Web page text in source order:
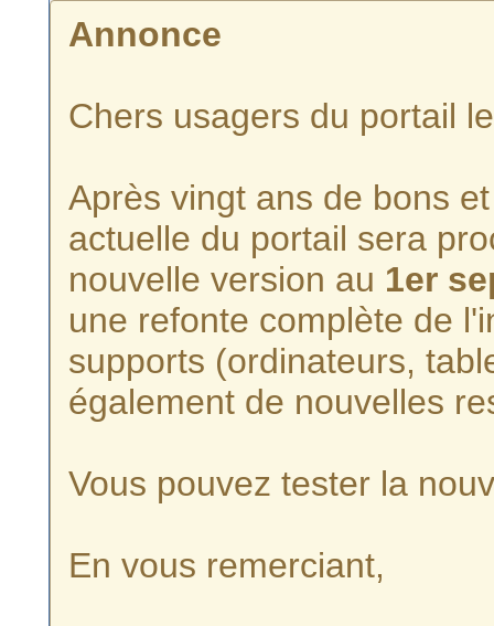
Annonce
Chers usagers du portail
Après vingt ans de bons
actuelle du portail sera
nouvelle version au 1er
une refonte complète de
supports (ordinateurs,
également de nouvelles
Vous pouvez tester la
En vous remerciant,